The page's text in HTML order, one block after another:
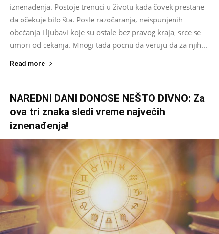
iznenađenja. Postoje trenuci u životu kada čovek prestane
da očekuje bilo šta. Posle razočaranja, neispunjenih
obećanja i ljubavi koje su ostale bez pravog kraja, srce se
umori od čekanja. Mnogi tada počnu da veruju da za njih...
Read more
NAREDNI DANI DONOSE NEŠTO DIVNO: Za
ova tri znaka sledi vreme najvećih
iznenađenja!